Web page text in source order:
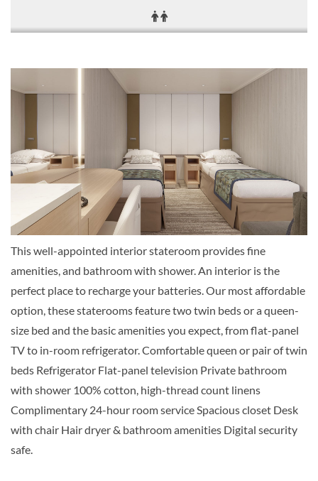
AUSWÄHLEN
KABINE
Interior-[ID]
15
Innenkabine
CHF 1'015.00
AUSWÄHLEN
KABINE
ANFRAGEN
Interior-[IE]
10 11 12 17
Innenkabine
CHF 1'015.00
This well-appointed interior stateroom provides fine
amenities, and bathroom with shower. An interior is the
perfect place to recharge your batteries. Our most affordable
option, these staterooms feature two twin beds or a queen-
size bed and the basic amenities you expect, from flat-panel
TV to in-room refrigerator. Comfortable queen or pair of twin
beds Refrigerator Flat-panel television Private bathroom
with shower 100% cotton, high-thread count linens
Complimentary 24-hour room service Spacious closet Desk
with chair Hair dryer & bathroom amenities Digital security
safe.